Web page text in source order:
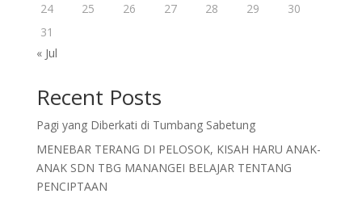
24
25 26 27 28 29
30
31
« Jul
Recent Posts
Pagi yang Diberkati di Tumbang Sabetung
MENEBAR TERANG DI PELOSOK, KISAH HARU ANAK-
ANAK SDN TBG MANANGEI BELAJAR TENTANG
PENCIPTAAN